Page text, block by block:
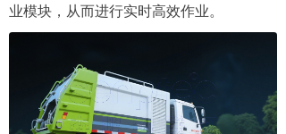
业模块，从而进行实时高效作业。